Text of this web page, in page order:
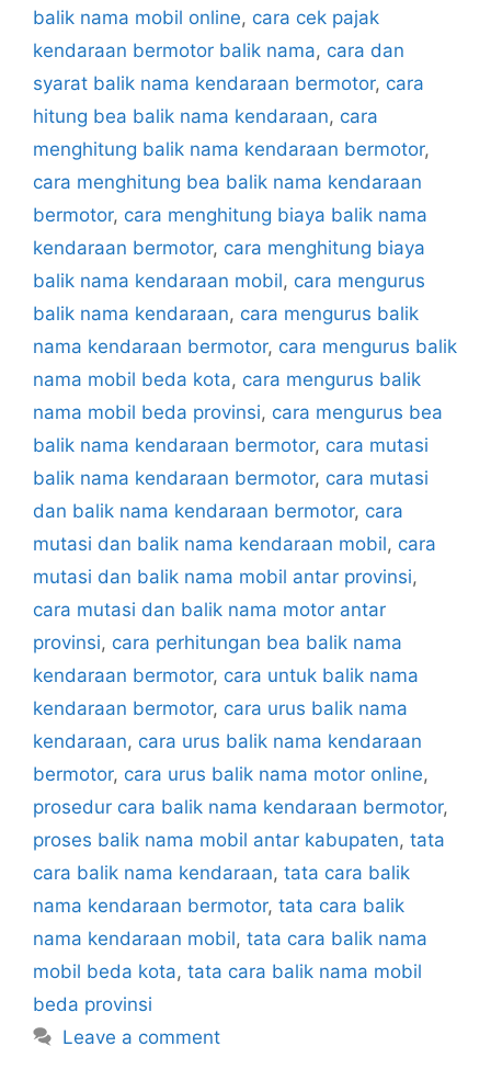
balik nama mobil online, cara cek pajak
kendaraan bermotor balik nama, cara dan
syarat balik nama kendaraan bermotor, cara
hitung bea balik nama kendaraan, cara
menghitung balik nama kendaraan bermotor,
cara menghitung bea balik nama kendaraan
bermotor, cara menghitung biaya balik nama
kendaraan bermotor, cara menghitung biaya
balik nama kendaraan mobil, cara mengurus
balik nama kendaraan, cara mengurus balik
nama kendaraan bermotor, cara mengurus balik
nama mobil beda kota, cara mengurus balik
nama mobil beda provinsi, cara mengurus bea
balik nama kendaraan bermotor, cara mutasi
balik nama kendaraan bermotor, cara mutasi
dan balik nama kendaraan bermotor, cara
mutasi dan balik nama kendaraan mobil, cara
mutasi dan balik nama mobil antar provinsi,
cara mutasi dan balik nama motor antar
provinsi, cara perhitungan bea balik nama
kendaraan bermotor, cara untuk balik nama
kendaraan bermotor, cara urus balik nama
kendaraan, cara urus balik nama kendaraan
bermotor, cara urus balik nama motor online,
prosedur cara balik nama kendaraan bermotor,
proses balik nama mobil antar kabupaten, tata
cara balik nama kendaraan, tata cara balik
nama kendaraan bermotor, tata cara balik
nama kendaraan mobil, tata cara balik nama
mobil beda kota, tata cara balik nama mobil
beda provinsi
Leave a comment